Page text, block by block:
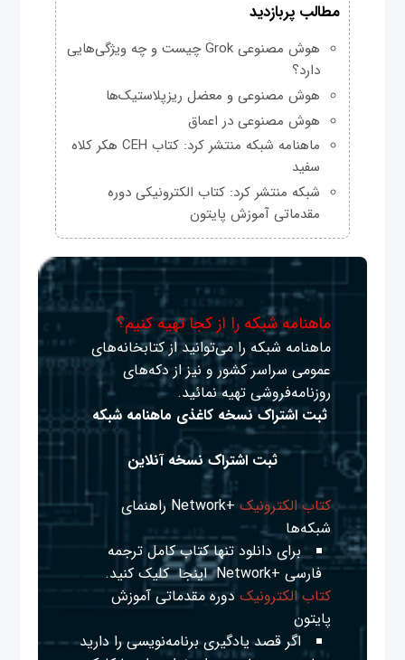
مطالب پربازدید
هوش مصنوعی Grok چیست و چه ویژگی‌هایی
دارد؟
هوش مصنوعی و معضل ریزپلاستیک‌ها
هوش مصنوعی در اعماق
ماهنامه شبکه منتشر کرد: کتاب CEH هکر کلاه
سفید
شبکه منتشر کرد: کتاب الکترونیکی دوره
مقدماتی آموزش پایتون
ماهنامه شبکه را از کجا تهیه کنیم؟
ماهنامه شبکه را می‌توانید از کتابخانه‌های
عمومی سراسر کشور و نیز از دکه‌های
روزنامه‌فروشی تهیه نمائید.
ثبت اشتراک نسخه کاغذی ماهنامه شبکه
ثبت اشتراک نسخه آنلاین
کتاب الکترونیک
+Network راهنمای
شبکه‌ها
برای دانلود تنها کتاب کامل ترجمه
فارسی +Network
اینجا کلیک کنید.
کتاب الکترونیک دوره مقدماتی آموزش
پایتون
اگر قصد یادگیری برنامه‌نویسی را دارید